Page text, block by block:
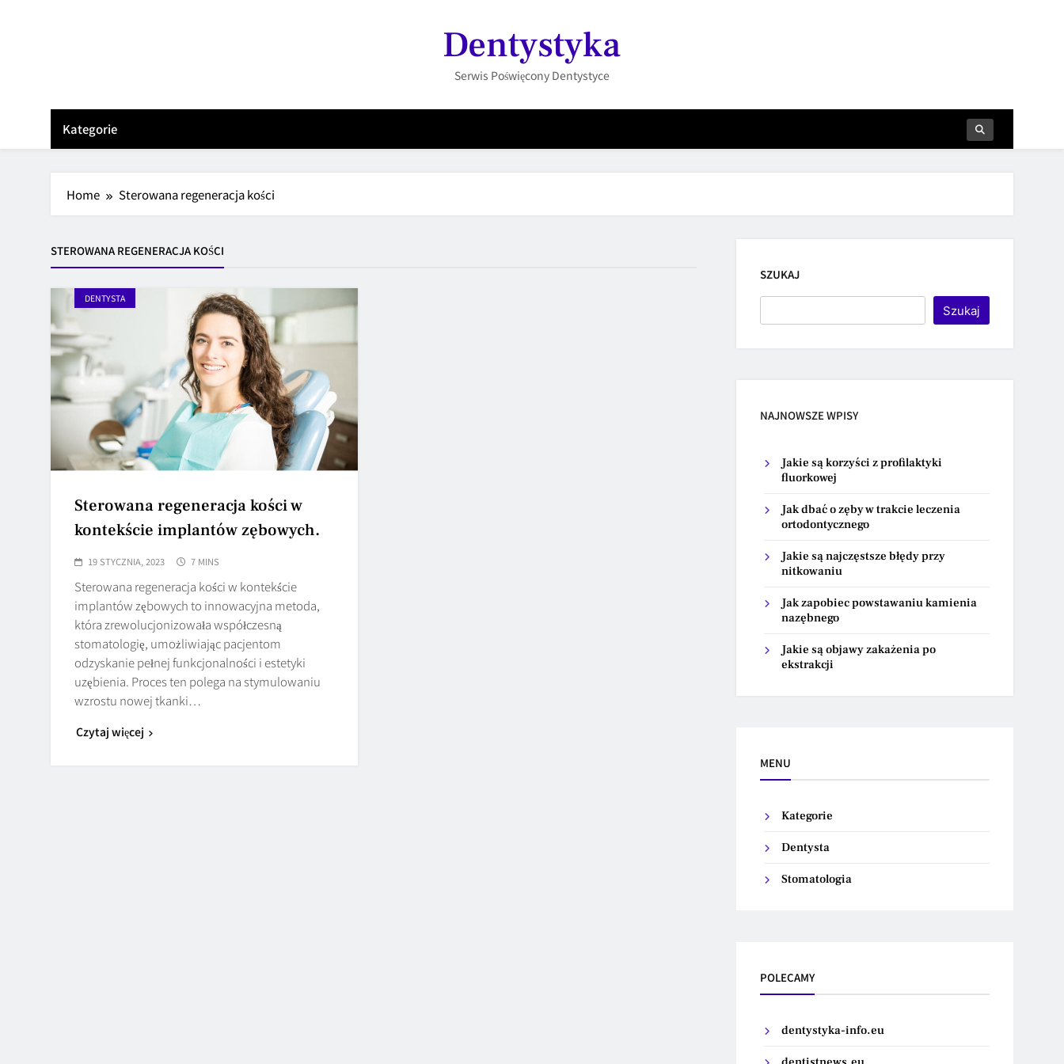
Dentystyka
Serwis Poświęcony Dentystyce
Kategorie
Home Sterowana regeneracja kości
STEROWANA REGENERACJA KOŚCI
DENTYSTA
Sterowana regeneracja kości w
kontekście implantów zębowych.
19 STYCZNIA, 2023 7 MINS
Sterowana regeneracja kości w kontekście
implantów zębowych to innowacyjna metoda,
która zrewolucjonizowała współczesną
stomatologię, umożliwiając pacjentom
odzyskanie pełnej funkcjonalności i estetyki
uzębienia. Proces ten polega na stymulowaniu
wzrostu nowej tkanki…
Czytaj więcej
SZUKAJ
Szukaj
NAJNOWSZE WPISY
Jakie są korzyści z profilaktyki
fluorkowej
Jak dbać o zęby w trakcie leczenia
ortodontycznego
Jakie są najczęstsze błędy przy
nitkowaniu
Jak zapobiec powstawaniu kamienia
nazębnego
Jakie są objawy zakażenia po
ekstrakcji
MENU
Kategorie
Dentysta
Stomatologia
POLECAMY
dentystyka-info.eu